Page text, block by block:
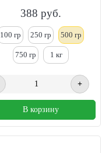
388 руб.
100 гр 250 гр 500 гр
750 гр 1 кг
+
В корзину